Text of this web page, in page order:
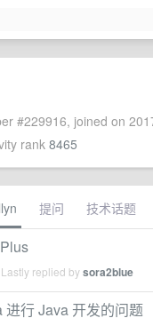
#229916, joined on
rank 8465
提问 技术话题
replied bysora2blue
行 Java 开发的问题